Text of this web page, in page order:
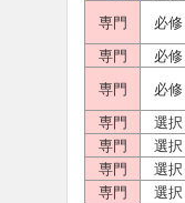
専門
必修
専門
必修
専門
必修
専門
選択
専門
選択
専門
選択
専門
選択